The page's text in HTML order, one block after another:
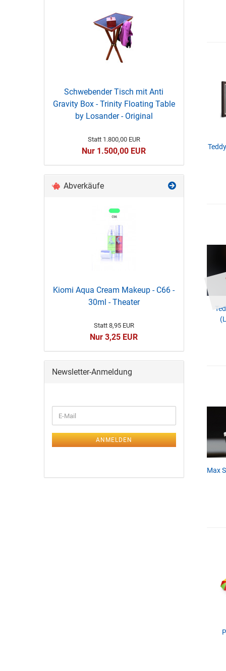
Max
Schwebender Tisch mit Anti
Gravity Box - Trinity Floating Table
by Losander - Original
Statt 1.800,00 EUR
Nur 1.500,00 EUR
Abverkäufe
Kiomi Aqua Cream Makeup - C66 -
30ml - Theater
Statt 8,95 EUR
Nur 3,25 EUR
Newsletter-Anmeldung
ANMELDEN